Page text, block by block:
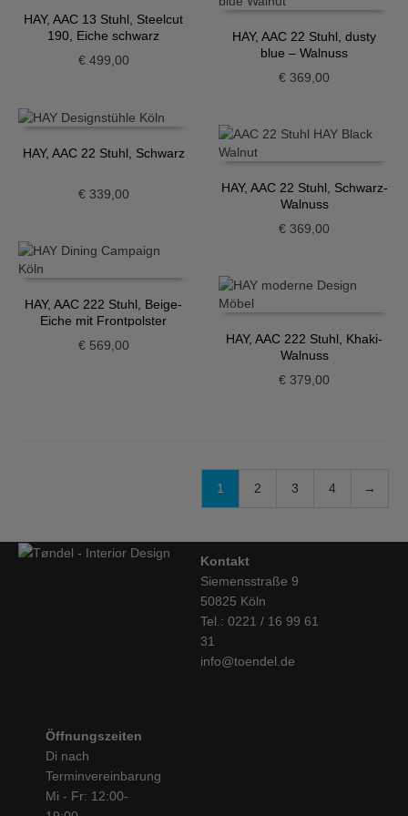
HAY, AAC 13 Stuhl, Steelcut
190, Eiche schwarz
€499,00
HAY, AAC 22 Stuhl, dusty
blue – Walnuss
€ 369,00
HAY, AAC 22 Stuhl, Schwarz
€339,00
HAY, AAC 22 Stuhl, Schwarz-
Walnuss
€ 369,00
HAY, AAC 222 Stuhl, Beige-
Eiche mit Frontpolster
€569,00
HAY, AAC 222 Stuhl, Khaki-
Walnuss
€ 379,00
1 2 3 4 →
Kontakt
Siemensstraße 9
50825 Köln
Tel.: 0221 / 16 99 61
31
info@toendel.de
Öffnungszeiten
Di nach
Terminvereinbarung
Mi - Fr: 12:00-